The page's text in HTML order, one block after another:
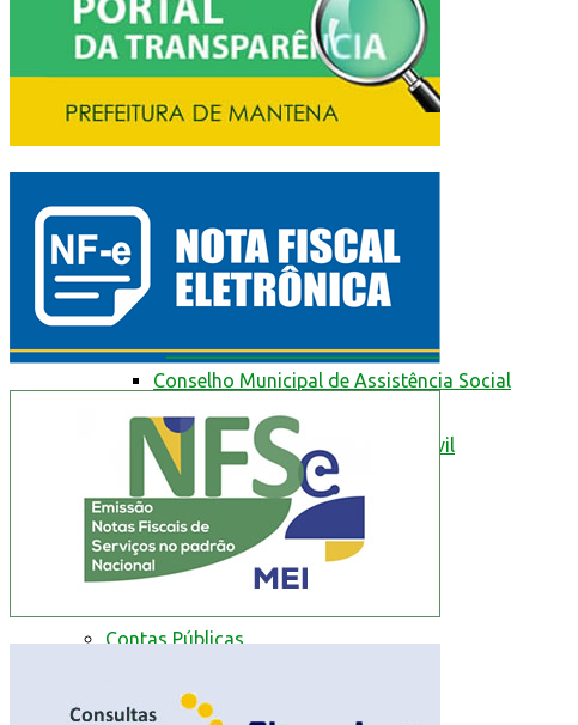
Serviços
Guia de Serviços e Transparência
Cidadão Web
Conselhos
Conselho Municipal de Assistência Social
Conselho Municipal de Defesa Civil
Conselho Municipal de Educação
Conselho Municipal de Saúde
Contas Públicas
Livro Eletrônico